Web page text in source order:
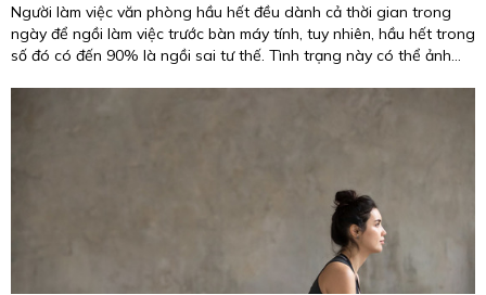
Người làm việc văn phòng hầu hết đều dành cả thời gian trong
ngày để ngồi làm việc trước bàn máy tính, tuy nhiên, hầu hết trong
số đó có đến 90% là ngồi sai tư thế. Tình trạng này có thể ảnh